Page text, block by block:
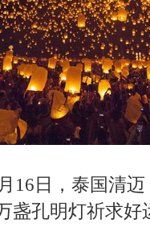
16日，泰国清
盏孔明灯祈求好